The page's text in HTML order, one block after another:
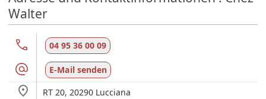
Walter
04 95 36 00 09
E-Mail senden
RT 20,20290 Lucciana